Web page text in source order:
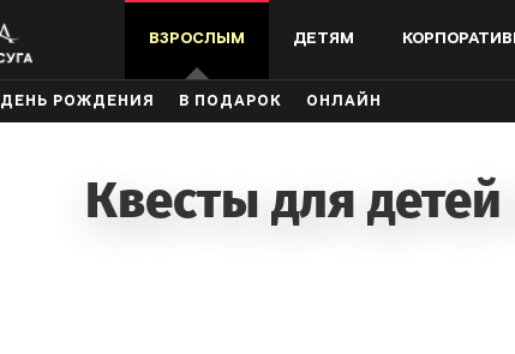
ВЗРОСЛЫМ ДЕТЯМ
ДЕНЬ РОЖДЕНИЯ В ПОДАРОК ОНЛАЙН
Квесты для детей